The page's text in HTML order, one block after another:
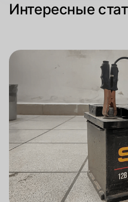
Интересные